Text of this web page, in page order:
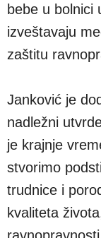
bebe u bolnici
izveštavaju
zaštitu
Janković je
nadležni
je krajnje
stvorimo
trudnice i
kvaliteta